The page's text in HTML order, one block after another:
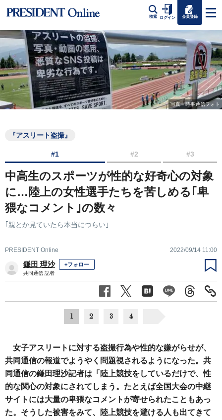
検索 ログイン 会員登録
写真＝時事通信フォト
『アスリート盗撮』
#1 #2 #3
中高生のスポーツが性的な好奇心の対象
に…陸上の女性選手たちを苦しめる｢卑
猥なコメント｣の数々
｢親とか見ていたら本当につらい｣
PRESIDENT Online 2022/09/14 11:00
鎌田 理沙 +フォロー
共同通信 記者
1 2 3 4
女子アスリートに対する盗撮行為や性的な嫌がらせが、
共同通信の報道でようやく問題視されるようになった。共
同通信の鎌田理沙記者は「陸上競技をしているだけで、性
的な関心の対象にされてしまう。たとえば全国大会の中継
サイトには大量の卑猥なコメントが寄せられたこともあっ
た。そうした被害をみて、陸上競技を避ける人も出てきて